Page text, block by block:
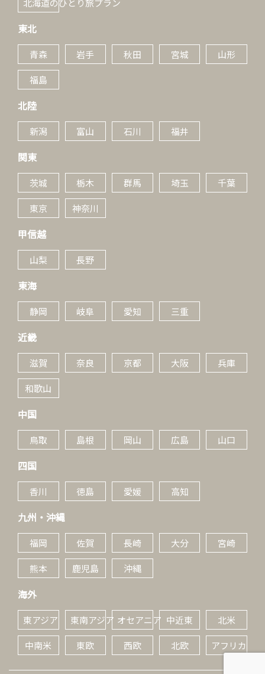
東北
青森 岩手 秋田 宮城 山形
福島
北陸
新潟 富山 石川 福井
関東
茨城 栃木 群馬 埼玉 千葉
東京 神奈川
甲信越
山梨 長野
東海
静岡 岐阜 愛知 三重
近畿
滋賀 奈良 京都 大阪 兵庫
和歌山
中国
鳥取 島根 岡山 広島 山口
四国
香川 徳島 愛媛 高知
九州・沖縄
福岡 佐賀 長崎 大分 宮崎
熊本 鹿児島 沖縄
海外
東アジア 東南アジア オセアニア 中近東 北米
中南米 東欧 西欧 北欧 アフリカ